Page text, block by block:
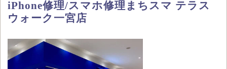
iPhone修理/スマホ修理まちスマ テラス
ウォーク一宮店